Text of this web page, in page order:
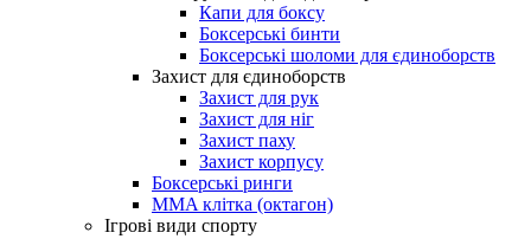
Капи для боксу
Боксерські бинти
Боксерські шоломи для єдиноборств
Захист для єдиноборств
Захист для рук
Захист для ніг
Захист паху
Захист корпусу
Боксерські ринги
MMA клітка (октагон)
Ігрові види спорту